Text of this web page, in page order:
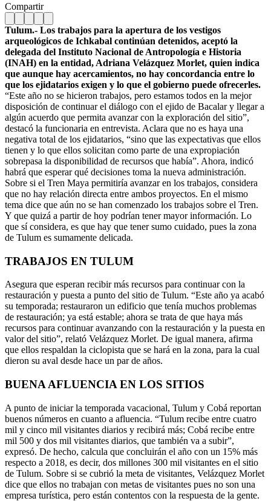
Compartir
Tulum.- Los trabajos para la apertura de los vestigos
arqueológicos de Ichkabal continúan detenidos, aceptó la
delegada del Instituto Nacional de Antropología e Historia
(INAH) en la entidad, Adriana Velázquez Morlet, quien indica
que aunque hay acercamientos, no hay concordancia entre lo
que los ejidatarios exigen y lo que el gobierno puede ofrecerles.
“Este año no se hicieron trabajos, pero estamos todos en la mejor
disposición de continuar el diálogo con el ejido de Bacalar y llegar a
algún acuerdo que permita avanzar con la exploración del sitio”,
destacó la funcionaria en entrevista. Aclara que no es haya una
negativa total de los ejidatarios, “sino que las expectativas que ellos
tienen y lo que ellos solicitan como parte de una expropiación
sobrepasa la disponibilidad de recursos que había”. Ahora, indicó
habrá que esperar qué decisiones toma la nueva administración.
Sobre si el Tren Maya permitiría avanzar en los trabajos, considera
que no hay relación directa entre ambos proyectos. En el mismo
tema dice que aún no se han comenzado los trabajos sobre el Tren.
Y que quizá a partir de hoy podrían tener mayor información. Lo
que sí considera, es que hay que tener sumo cuidado, pues la zona
de Tulum es sumamente delicada.
TRABAJOS EN TULUM
Asegura que esperan recibir más recursos para continuar con la
restauración y puesta a punto del sitio de Tulum. “Este año ya acabó
su temporada; restauraron un edificio que tenía muchos problemas
de restauración; ya está estable; ahora se trata de que haya más
recursos para continuar avanzando con la restauración y la puesta en
valor del sitio”, relató Velázquez Morlet. De igual manera, afirma
que ellos respaldan la ciclopista que se hará en la zona, para la cual
dieron su aval desde hace un par de años.
BUENA AFLUENCIA EN LOS SITIOS
A punto de iniciar la temporada vacacional, Tulum y Cobá reportan
buenos números en cuanto a afluencia. “Tulum recibe entre cuatro
mil y cinco mil visitantes diarios y recibirá más; Cobá recibe entre
mil 500 y dos mil visitantes diarios, que también va a subir”,
expresó. De hecho, calcula que concluirán el año con un 15% más
respecto a 2018, es decir, dos millones 300 mil visitantes en el sitio
de Tulum. Sobre si se cubrió la meta de visitantes, Velázquez Morlet
dice que ellos no trabajan con metas de visitantes pues no son una
empresa turística, pero están contentos con la respuesta de la gente.